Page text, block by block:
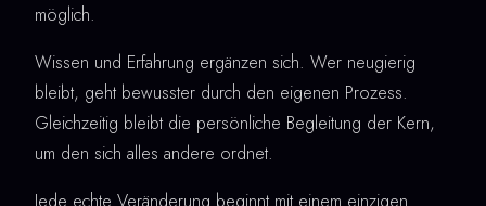
möglich.
Wissen und Erfahrung ergänzen sich. Wer neugierig
bleibt, geht bewusster durch den eigenen Prozess.
Gleichzeitig bleibt die persönliche Begleitung der Kern,
um den sich alles andere ordnet.
Jede echte Veränderung beginnt mit einem einzigen